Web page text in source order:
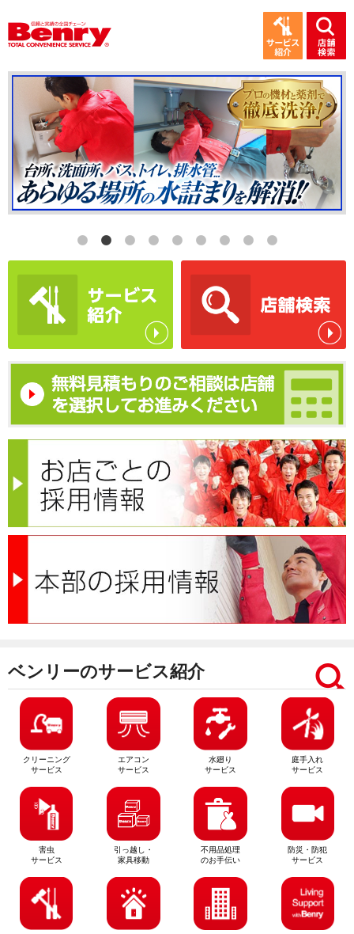
ベンリーのサービス紹介
クリーニング
サービス
エアコン
サービス
水廻り
サービス
庭手入れ
サービス
害虫
サービス
引っ越し・
家具移動
不用品処理
のお手伝い
防災・防犯
サービス